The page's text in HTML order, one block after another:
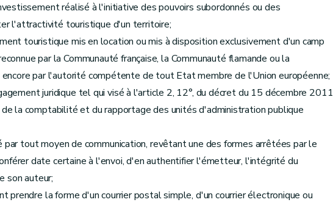
réalisé à l'initiative des pouvoirs subordonnés ou des
l'attractivité touristique d'un territoire;
touristique mis en location ou mis à disposition exclusivement d'un camp
par la Communauté française, la Communauté flamande ou la
encore par l'autorité compétente de tout Etat membre de l'Union européenne;
juridique tel qui visé à l'article 2, 12°, du décret du 15 décembre 2011
la comptabilité et du rapportage des unités d'administration publique
par tout moyen de communication, revêtant une des formes arrêtées par le
date certaine à l'envoi, d'en authentifier l'émetteur, l'intégrité du
son auteur;
prendre la forme d'un courrier postal simple, d'un courrier électronique ou